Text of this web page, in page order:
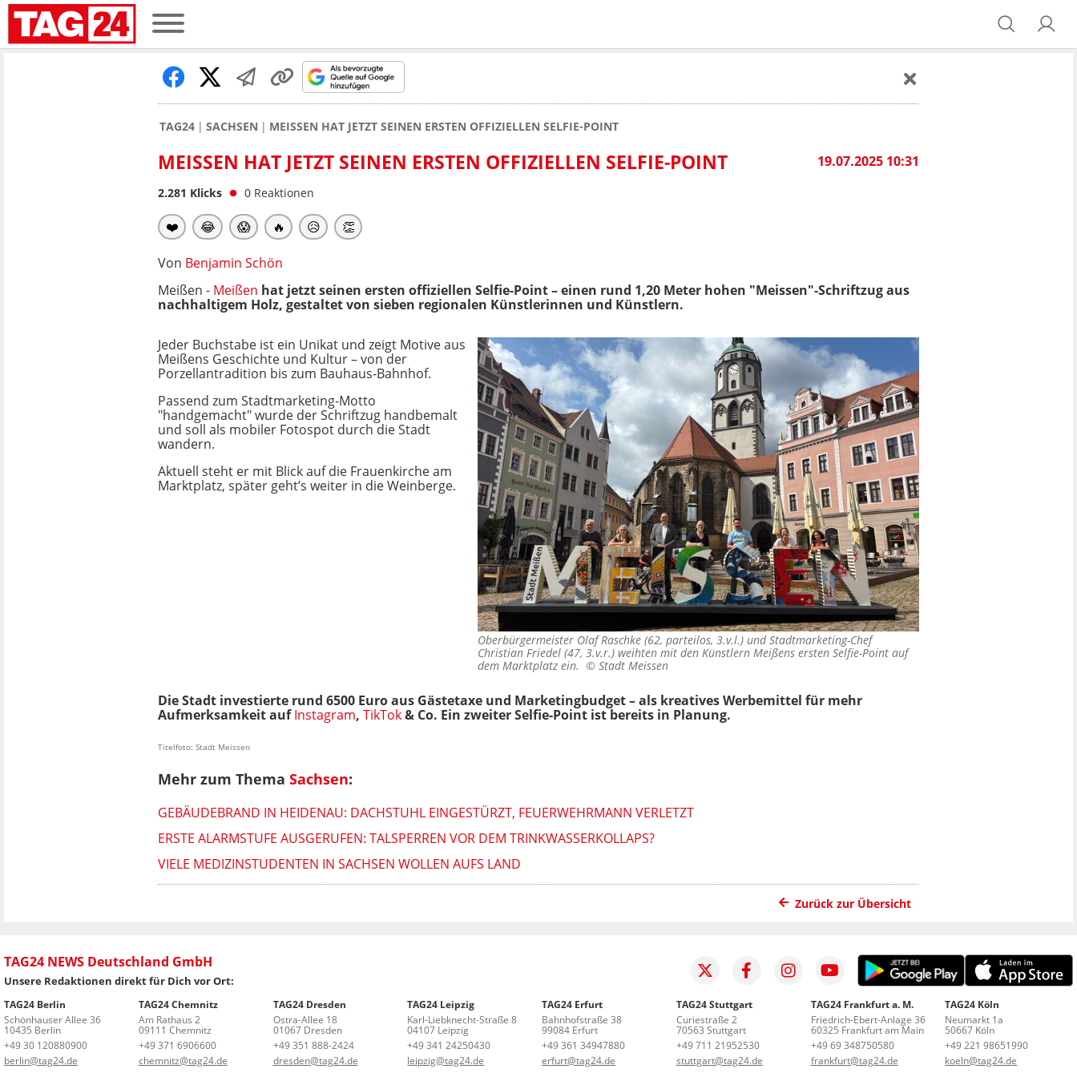
TAG24 SACHSEN MEISSEN HAT JETZT SEINEN ERSTEN OFFIZIELLEN SELFIE-POINT
19.07.2025 10:31
MEISSEN HAT JETZT SEINEN ERSTEN OFFIZIELLEN SELFIE-POINT
2.281 Klicks 0 Reaktionen
❤️ 😂 😱 🔥 😥 👏
Von Benjamin Schön
Meißen - Meißen hat jetzt seinen ersten offiziellen Selfie-Point – einen rund 1,20 Meter hohen "Meissen"-Schriftzug aus
nachhaltigem Holz, gestaltet von sieben regionalen Künstlerinnen und Künstlern.
Oberbürgermeister Olaf Raschke (62, parteilos, 3.v.l.) und Stadtmarketing-Chef
Christian Friedel (47, 3.v.r.) weihten mit den Künstlern Meißens ersten Selfie-Point auf
dem Marktplatz ein. © Stadt Meissen
Jeder Buchstabe ist ein Unikat und zeigt Motive aus
Meißens Geschichte und Kultur – von der
Porzellantradition bis zum Bauhaus-Bahnhof.
Passend zum Stadtmarketing-Motto
"handgemacht" wurde der Schriftzug handbemalt
und soll als mobiler Fotospot durch die Stadt
wandern.
Aktuell steht er mit Blick auf die Frauenkirche am
Marktplatz, später geht’s weiter in die Weinberge.
Die Stadt investierte rund 6500 Euro aus Gästetaxe und Marketingbudget – als kreatives Werbemittel für mehr
Aufmerksamkeit aufInstagram, TikTok& Co. Ein zweiter Selfie-Point ist bereits in Planung.
Titelfoto: Stadt Meissen
Mehr zum Thema Sachsen:
GEBÄUDEBRAND IN HEIDENAU: DACHSTUHL EINGESTÜRZT, FEUERWEHRMANN VERLETZT
ERSTE ALARMSTUFE AUSGERUFEN: TALSPERREN VOR DEM TRINKWASSERKOLLAPS?
VIELE MEDIZINSTUDENTEN IN SACHSEN WOLLEN AUFS LAND
Zurück zur Übersicht
TAG24 NEWS Deutschland GmbH
Unsere Redaktionen direkt für Dich vor Ort:
TAG24 Berlin
Schönhauser Allee 36
10435 Berlin
+49 30 120880900
berlin@tag24.de
TAG24 Chemnitz
Am Rathaus 2
09111 Chemnitz
+49 371 6906600
chemnitz@tag24.de
TAG24 Dresden
Ostra-Allee 18
01067 Dresden
+49 351 888-2424
dresden@tag24.de
TAG24 Leipzig
Karl-Liebknecht-Straße 8
04107 Leipzig
+49 341 24250430
leipzig@tag24.de
TAG24 Erfurt
Bahnhofstraße 38
99084 Erfurt
+49 361 34947880
erfurt@tag24.de
TAG24 Stuttgart
Curiestraße 2
70563 Stuttgart
+49 711 21952530
stuttgart@tag24.de
TAG24 Frankfurt a. M.
Friedrich-Ebert-Anlage 36
60325 Frankfurt am Main
+49 69 348750580
frankfurt@tag24.de
TAG24 Köln
Neumarkt 1a
50667 Köln
+49 221 98651990
koeln@tag24.de